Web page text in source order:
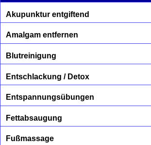
Akupunktur entgiftend
Amalgam entfernen
Blutreinigung
Entschlackung / Detox
Entspannungsübungen
Fettabsaugung
Fußmassage